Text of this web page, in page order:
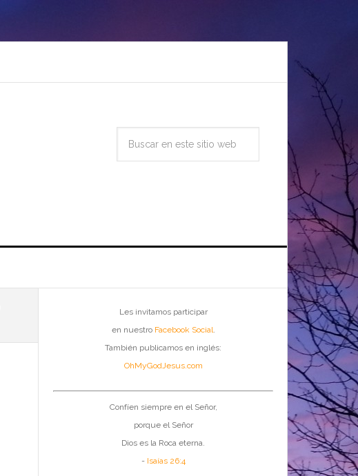
Les invitamos participar
en nuestro Facebook Social.
También publicamos en inglés:
OhMyGodJesus.com
Confíen siempre en el Señor,
porque el Señor
Dios es la Roca eterna.
- Isaías 26:4